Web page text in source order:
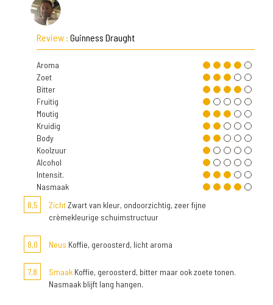
Review : Guinness Draught
Aroma
Zoet
Bitter
Fruitig
Moutig
Kruidig
Body
Koolzuur
Alcohol
Intensit.
Nasmaak
8,5
ZichtZwart van kleur, ondoorzichtig, zeer fijne
crèmekleurige schuimstructuur
8,0 Neus Koffie, geroosterd, licht aroma
7,8 Smaak Koffie, geroosterd, bitter maar ook zoete tonen.
Nasmaak blijft lang hangen.